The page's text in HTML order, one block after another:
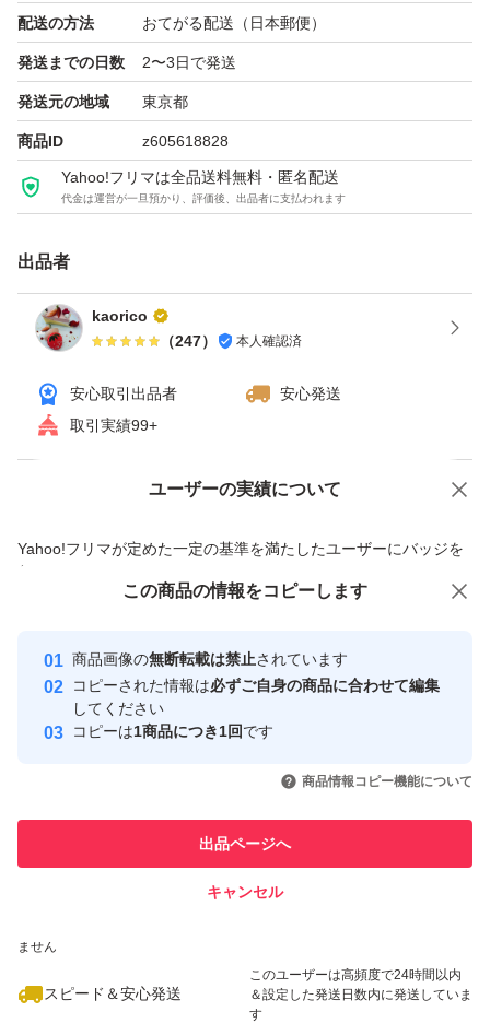
配送の方法 おてがる配送（日本郵便）
発送までの日数 2〜3日で発送
発送元の地域 東京都
商品ID z605618828
Yahoo!フリマは全品送料無料・匿名配送
代金は運営が一旦預かり、評価後、出品者に支払われます
出品者
kaorico
（247） 本人確認済
安心取引出品者
安心発送
取引実績99+
ユーザーの実績について
Yahoo!フリマが定めた一定の基準を満たしたユーザーにバッジを
付与しています
安心取引出品者
心・安全なユーザーです
取引実績
引を完了させた実績があります
での取引実績があります
ません
スピード＆安心発送
このユーザーは高頻度で24時間以内
＆設定した発送日数内に発送していま
す
価格の相談 商品への質問
この商品の情報をコピーします
商品画像の無断転載は禁止されています
コピーされた情報は必ずご自身の商品に合わせて編集
してください
コピーは1商品につき1回です
商品情報コピー機能について
出品ページへ
キャンセル
この商品をみている人にオススメ